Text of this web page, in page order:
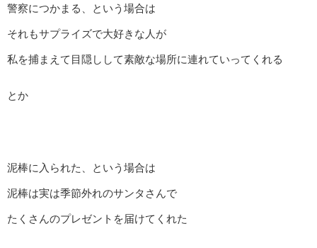
警察につかまる、という場合は
それもサプライズで大好きな人が
私を捕まえて目隠しして素敵な場所に連れていってくれる
とか
泥棒に入られた、という場合は
泥棒は実は季節外れのサンタさんで
たくさんのプレゼントを届けてくれた